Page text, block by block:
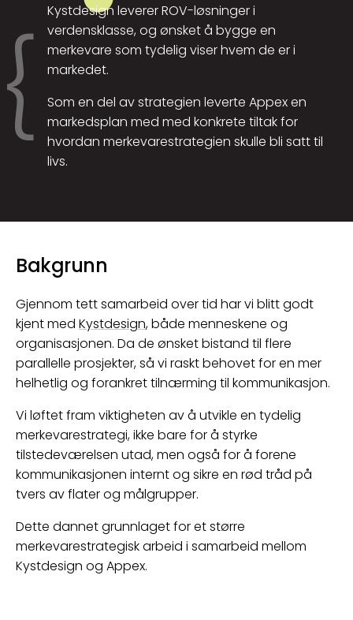
Kystdesign leverer ROV-løsninger i
verdensklasse, og ønsket å bygge en
merkevare som tydelig viser hvem de er i
markedet.
Som en del av strategien leverte Appex en
markedsplan med med konkrete tiltak for
hvordan merkevarestrategien skulle bli satt til
livs.
Bakgrunn
Gjennom tett samarbeid over tid har vi blitt godt
kjent med Kystdesign, både menneskene og
organisasjonen. Da de ønsket bistand til flere
parallelle prosjekter, så vi raskt behovet for en mer
helhetlig og forankret tilnærming til kommunikasjon.
Vi løftet fram viktigheten av å utvikle en tydelig
merkevarestrategi, ikke bare for å styrke
tilstedeværelsen utad, men også for å forene
kommunikasjonen internt og sikre en rød tråd på
tvers av flater og målgrupper.
Dette dannet grunnlaget for et større
merkevarestrategisk arbeid i samarbeid mellom
Kystdesign og Appex.